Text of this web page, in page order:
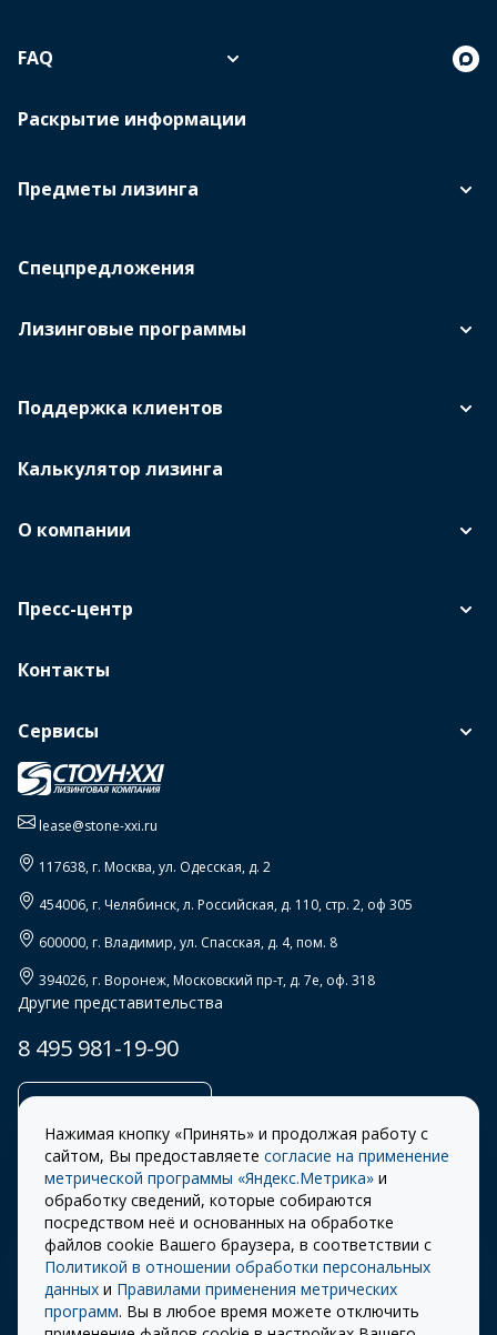
Предметы лизинга
Спецпредложения
Лизинговые программы
Поддержка клиентов
Калькулятор лизинга
О компании
Пресс-центр
Контакты
Сервисы
FAQ
Раскрытие информации
lease@stone-xxi.ru
117638, г. Москва,ул. Одесская, д. 2
454006, г. Челябинск,л. Российская, д. 110, стр. 2, оф 305
600000, г. Владимир,ул. Спасская, д. 4, пом. 8
394026, г. Воронеж,Московский пр-т, д. 7е, оф. 318
Другие представительства
8 495 981-19-90
© 2026 «СТОУН-XXI»
Разработка сайта –
ITECH
Правила
использования cookie
Правила пользования
сайтом
Политика
Нажимая кнопку «Принять» и продолжая работу с
сайтом, Вы предоставляете согласие на применение
метрической программы «Яндекс.Метрика» и
обработку сведений, которые собираются
посредством неё и основанных на обработке
файлов cookie Вашего браузера, в соответствии с
Политикой в отношении обработки персональных
данных и Правилами применения метрических
программ. Вы в любое время можете отключить